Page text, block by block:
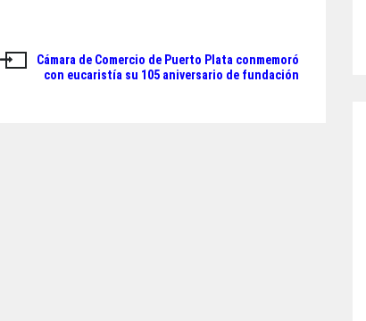
Cámara de Comercio de Puerto Plata conmemoró
con eucaristía su 105 aniversario de fundación